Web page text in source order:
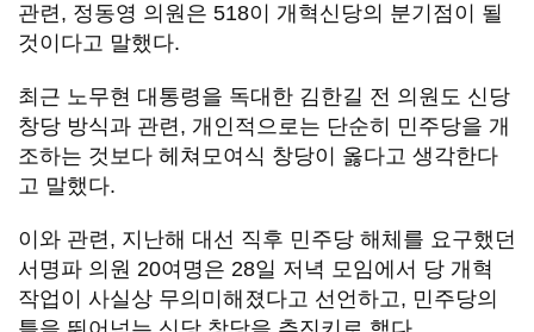
관련, 정동영 의원은 518이 개혁신당의 분기점이 될
것이다고 말했다.
최근 노무현 대통령을 독대한 김한길 전 의원도 신당
창당 방식과 관련, 개인적으로는 단순히 민주당을 개
조하는 것보다 헤쳐모여식 창당이 옳다고 생각한다
고 말했다.
이와 관련, 지난해 대선 직후 민주당 해체를 요구했던
서명파 의원 20여명은 28일 저녁 모임에서 당 개혁
작업이 사실상 무의미해졌다고 선언하고, 민주당의